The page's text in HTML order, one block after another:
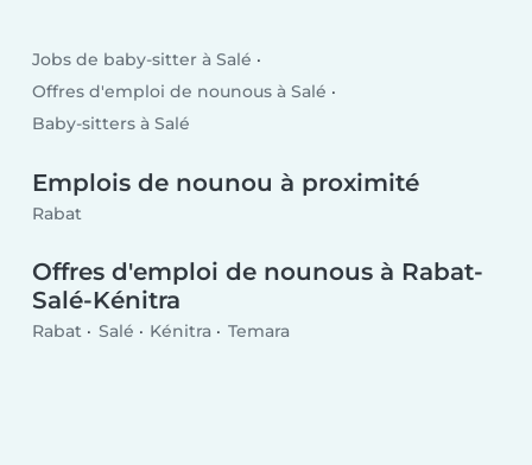
Jobs de baby-sitter à Salé
Offres d'emploi de nounous à Salé
Baby-sitters à Salé
Emplois de nounou à proximité
Rabat
Offres d'emploi de nounous à Rabat-
Salé-Kénitra
Rabat Salé Kénitra Temara